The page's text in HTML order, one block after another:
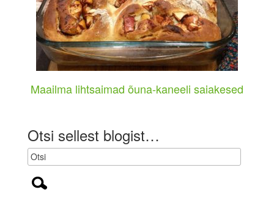
Maailma lihtsaimad õuna-kaneeli saiakesed
Otsi sellest blogist…